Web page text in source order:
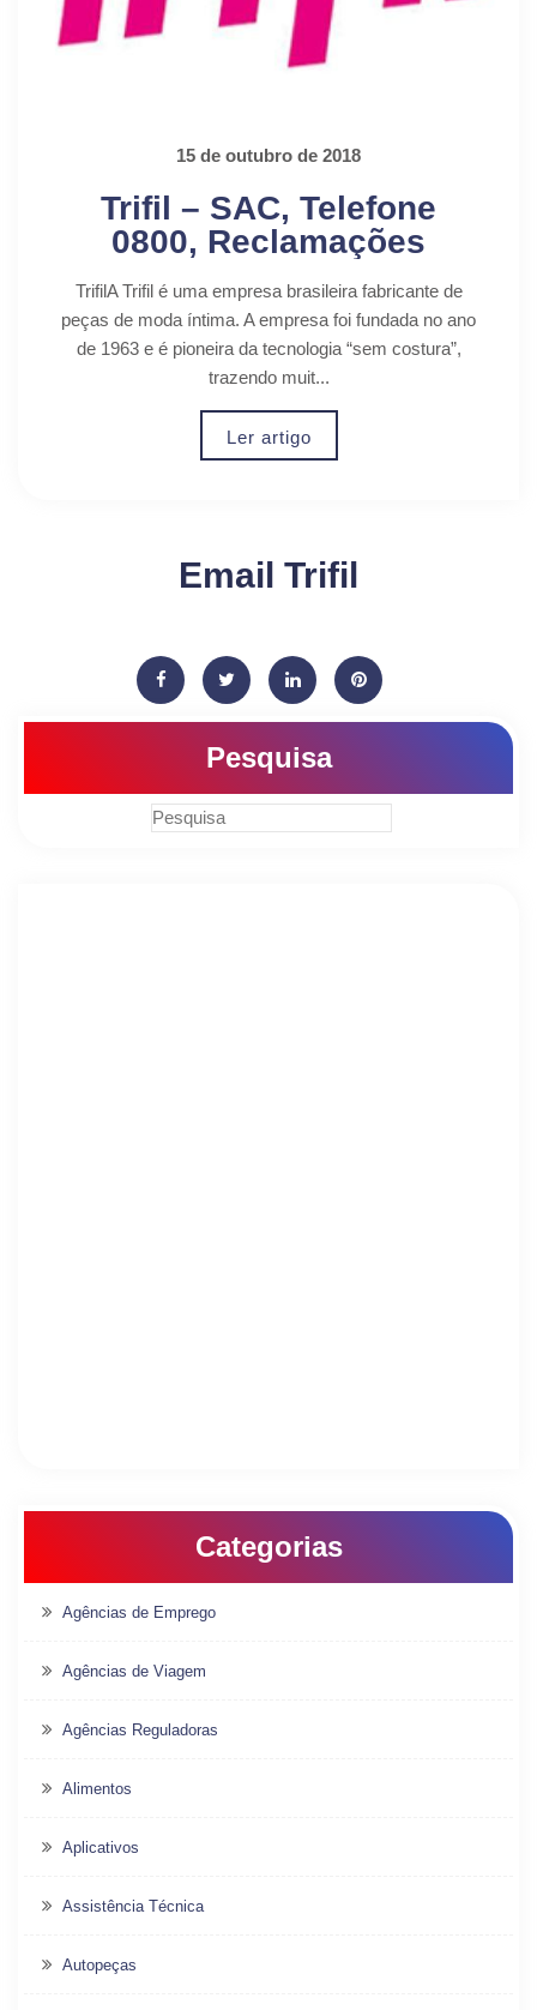
15 de outubro de 2018
Trifil – SAC, Telefone
0800, Reclamações
TrifilA Trifil é uma empresa brasileira fabricante de
peças de moda íntima. A empresa foi fundada no ano
de 1963 e é pioneira da tecnologia “sem costura”,
trazendo muit...
Ler artigo
Email Trifil
Pesquisa
Categorias
Agências de Emprego
Agências de Viagem
Agências Reguladoras
Alimentos
Aplicativos
Assistência Técnica
Autopeças